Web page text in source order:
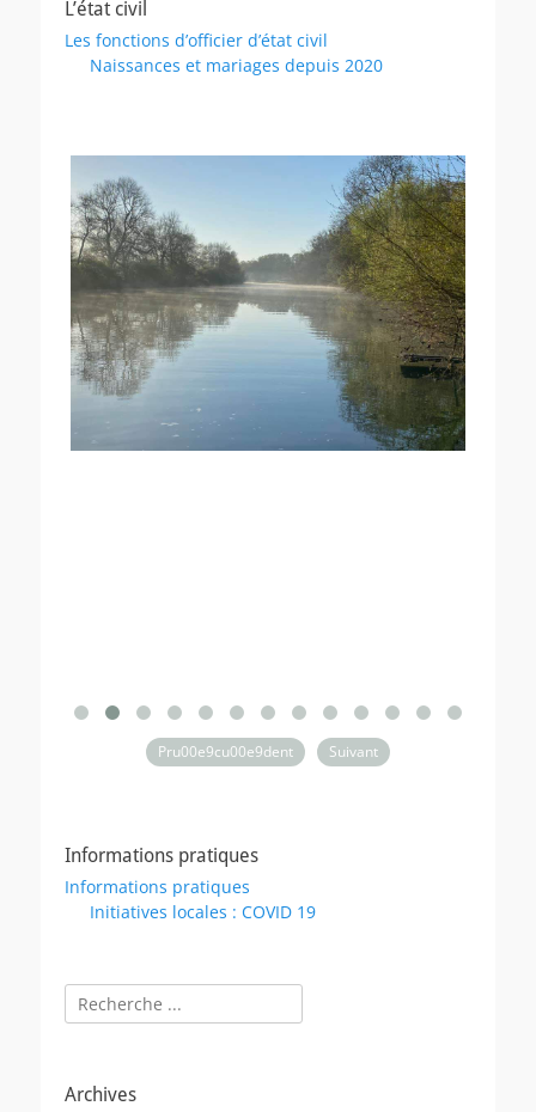
L’état civil
Les fonctions d’officier d’état civil
Naissances et mariages depuis 2020
Pru00e9cu00e9dent Suivant
Informations pratiques
Informations pratiques
Initiatives locales : COVID 19
Rechercher :
Archives